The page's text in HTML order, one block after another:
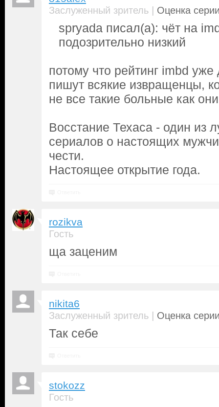
Заслуженный зритель | Оценка
spryada писал(а): чёт на
подозрительно низкий
потому что рейтинг imbd уже
пишут всякие извращенцы,
не все такие больные как
Восстание Техаса - один из
сериалов о настоящих
чести.
Настоящее открытие года.
rozikva
Гость
ща заценим
nikita6
Заслуженный зритель | Оценка
Так себе
stokozz
Гость